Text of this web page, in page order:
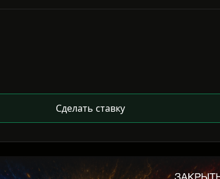
Сделать ставку